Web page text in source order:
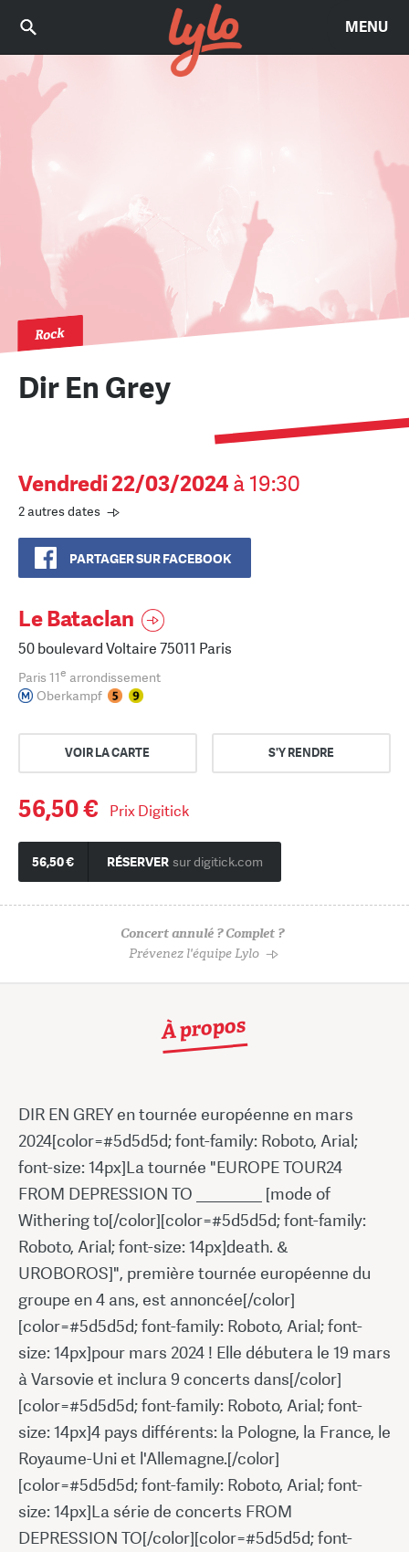
MENU
Rock
Dir En Grey
Vendredi 22/03/2024 à 19:30
2 autres dates
PARTAGER SUR FACEBOOK
Le Bataclan
50 boulevard Voltaire 75011 Paris
Paris 11e arrondissement
Oberkampf
VOIR LA CARTE S'Y RENDRE
56,50 € Prix Digitick
56,50 € RÉSERVER sur digitick.com
Concert annulé ? Complet ?
Prévenez l'équipe Lylo
À propos
DIR EN GREY en tournée européenne en mars
2024[color=#5d5d5d; font-family: Roboto, Arial;
font-size: 14px]La tournée "EUROPE TOUR24
FROM DEPRESSION TO ________ [mode of
Withering to[/color][color=#5d5d5d; font-family:
Roboto, Arial; font-size: 14px]death. &
UROBOROS]", première tournée européenne du
groupe en 4 ans, est annoncée[/color]
[color=#5d5d5d; font-family: Roboto, Arial; font-
size: 14px]pour mars 2024 ! Elle débutera le 19 mars
à Varsovie et inclura 9 concerts dans[/color]
[color=#5d5d5d; font-family: Roboto, Arial; font-
size: 14px]4 pays différents: la Pologne, la France, le
Royaume-Uni et l'Allemagne.[/color]
[color=#5d5d5d; font-family: Roboto, Arial; font-
size: 14px]La série de concerts FROM
DEPRESSION TO[/color][color=#5d5d5d; font-